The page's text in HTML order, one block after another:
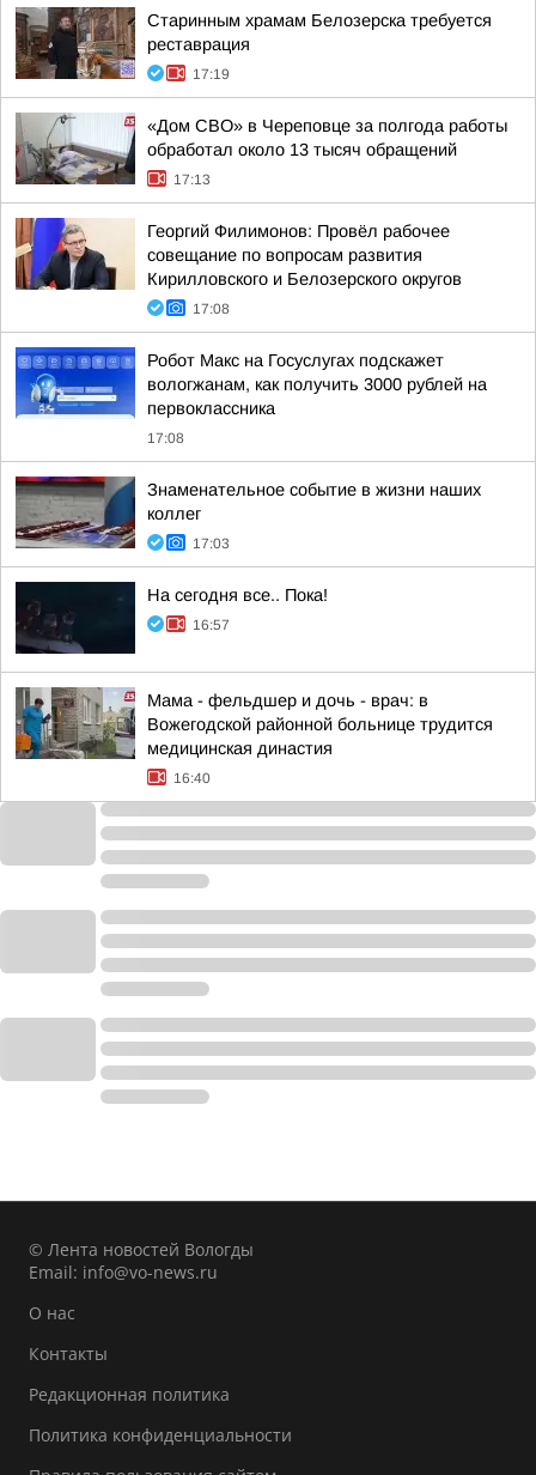
Старинным храмам Белозерска требуется
реставрация
17:19
«Дом СВО» в Череповце за полгода работы
обработал около 13 тысяч обращений
17:13
Георгий Филимонов: Провёл рабочее
совещание по вопросам развития
Кирилловского и Белозерского округов
17:08
Робот Макс на Госуслугах подскажет
вологжанам, как получить 3000 рублей на
первоклассника
17:08
Знаменательное событие в жизни наших
коллег
17:03
На сегодня все.. Пока!
16:57
Мама - фельдшер и дочь - врач: в
Вожегодской районной больнице трудится
медицинская династия
16:40
© Лента новостей Вологды
Email: info@vo-news.ru
О нас
Контакты
Редакционная политика
Политика конфиденциальности